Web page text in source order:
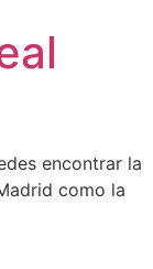
encontrar la
como la